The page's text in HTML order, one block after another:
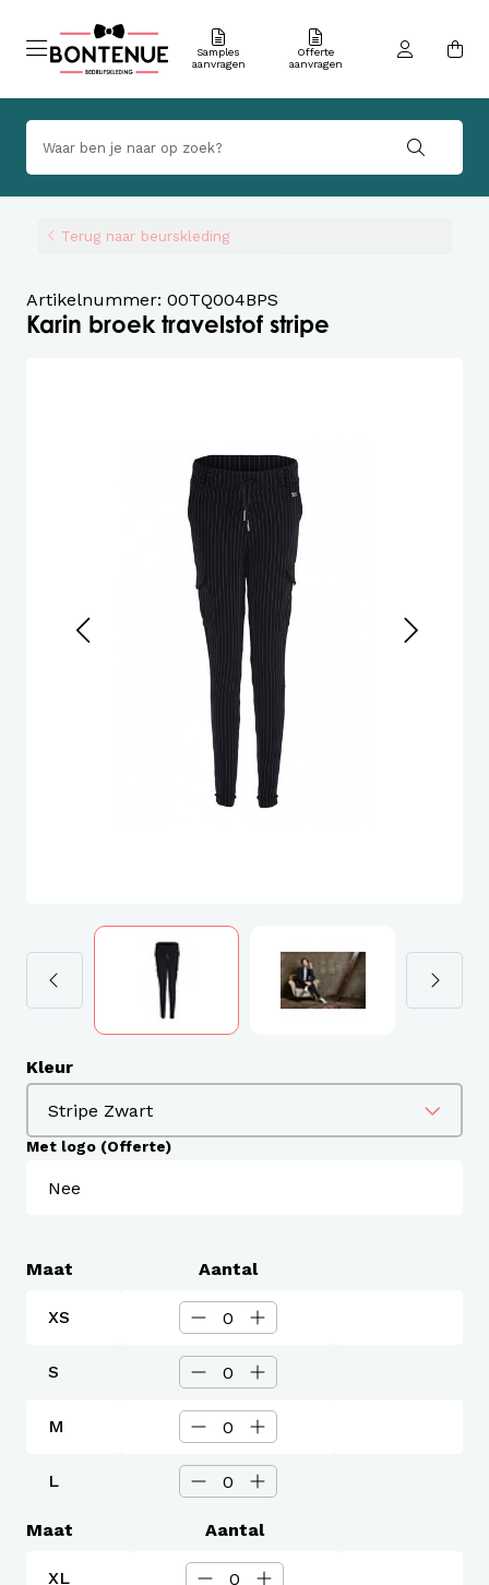
Samples
aanvragen
Offerte
aanvragen
Terug naar beurskleding
Artikelnummer: 00TQ004BPS
Karin broek travelstof stripe
Kleur
Met logo (Offerte)
Maat Aantal
XS
S
M
L
Maat Aantal
XL